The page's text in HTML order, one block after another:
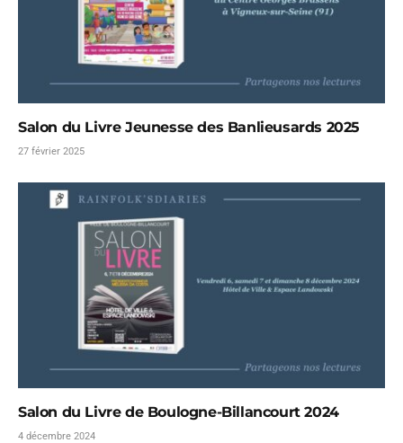
Salon du Livre Jeunesse des Banlieusards 2025
27 février 2025
Salon du Livre de Boulogne-Billancourt 2024
4 décembre 2024